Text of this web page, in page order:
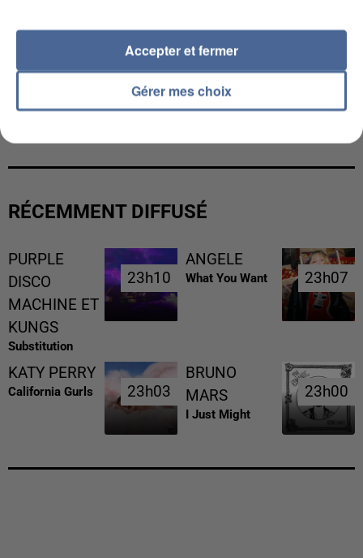
UNE TOURISTE DE L’OISE EMPORTÉE PAR UNE
RÉCEMMENT DIFFUSÉ
PURPLE
DISCO
MACHINE ET
KUNGS
Substitution
23h10
23h10
ANGELE
What You Want 23h07
23h07
KATY PERRY
California Gurls 23h03
23h03
BRUNO
MARS
I Just Might
23h00
23h00
Gérer mes choix
Accepter et fermer